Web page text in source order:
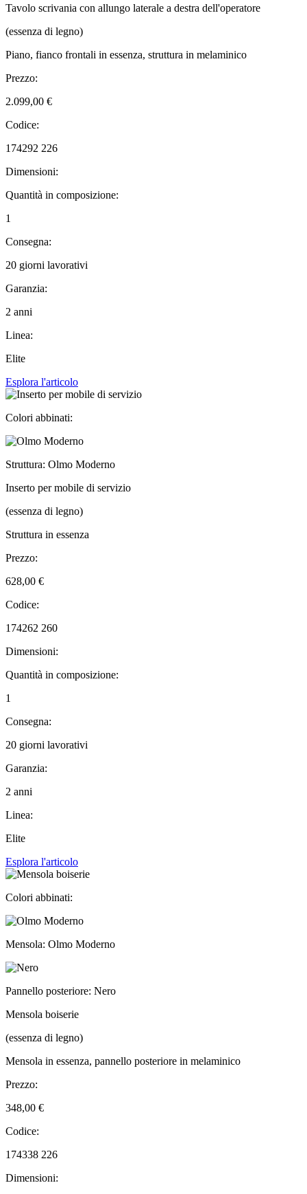
Tavolo scrivania con allungo laterale a destra dell'operatore
(essenza di legno)
Piano, fianco frontali in essenza, struttura in melaminico
Prezzo:
2.099,00 €
Codice:
174292 226
Dimensioni:
Quantità in composizione:
1
Consegna:
20 giorni lavorativi
Garanzia:
2 anni
Linea:
Elite
Esplora l'articolo
Colori abbinati:
Struttura: Olmo Moderno
Inserto per mobile di servizio
(essenza di legno)
Struttura in essenza
Prezzo:
628,00 €
Codice:
174262 260
Dimensioni:
Quantità in composizione:
1
Consegna:
20 giorni lavorativi
Garanzia:
2 anni
Linea:
Elite
Esplora l'articolo
Colori abbinati:
Mensola: Olmo Moderno
Pannello posteriore: Nero
Mensola boiserie
(essenza di legno)
Mensola in essenza, pannello posteriore in melaminico
Prezzo:
348,00 €
Codice:
174338 226
Dimensioni: